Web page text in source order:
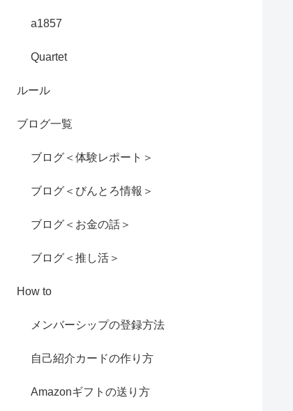
a1857
Quartet
ルール
ブログ一覧
ブログ＜体験レポート＞
ブログ＜びんとろ情報＞
ブログ＜お金の話＞
ブログ＜推し活＞
How to
メンバーシップの登録方法
自己紹介カードの作り方
Amazonギフトの送り方